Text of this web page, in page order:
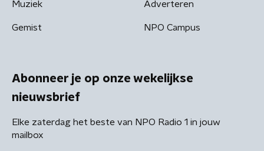
Muziek
Gemist
Adverteren
NPO Campus
Abonneer je op onze wekelijkse
nieuwsbrief
Elke zaterdag het beste van NPO Radio 1 in jouw
mailbox